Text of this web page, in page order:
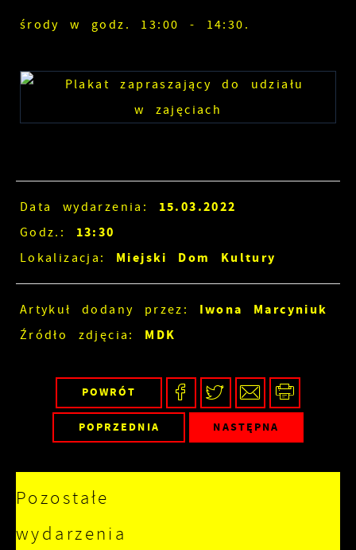
środy w godz. 13:00 - 14:30.
Data wydarzenia: 15.03.2022
Godz.: 13:30
Lokalizacja: Miejski Dom Kultury
Artykuł dodany przez: Iwona Marcyniuk
Źródło zdjęcia: MDK
POWRÓT
POPRZEDNIA NASTĘPNA
Pozostałe
wydarzenia